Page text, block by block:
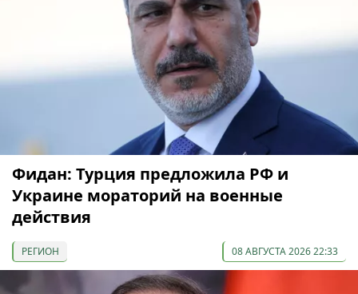
Фидан: Турция предложила РФ и
Украине мораторий на военные
действия
РЕГИОН 08 АВГУСТА 2026 22:33